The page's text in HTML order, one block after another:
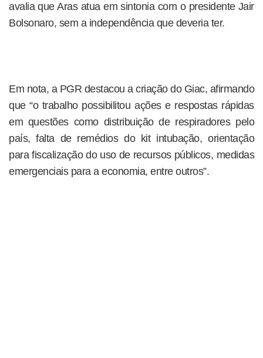
avalia que Aras atua em sintonia com o presidente Jair
Bolsonaro, sem a independência que deveria ter.
Em nota, a PGR destacou a criação do Giac, afirmando
que “o trabalho possibilitou ações e respostas rápidas
em questões como distribuição de respiradores pelo
país, falta de remédios do kit intubação, orientação
para fiscalização do uso de recursos públicos, medidas
emergenciais para a economia, entre outros”.